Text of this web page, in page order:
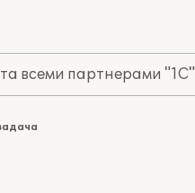
всеми партнерами "1С"